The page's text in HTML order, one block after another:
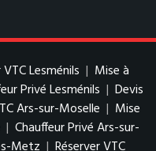
Lesménils | Mise à
Privé Lesménils | Devis
Ars-sur-Moselle | Mise
| Chauffeur Privé Ars-sur-